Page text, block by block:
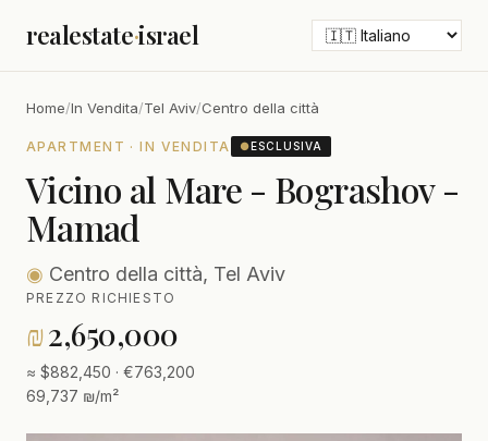
realestate·israel
Home/In Vendita/Tel Aviv/Centro della città
APARTMENT · IN VENDITA ●ESCLUSIVA
Vicino al Mare - Bograshov -
Mamad
◉ Centro della città, Tel Aviv
PREZZO RICHIESTO
₪2,650,000
≈ $882,450 · €763,200
69,737 ₪/m²